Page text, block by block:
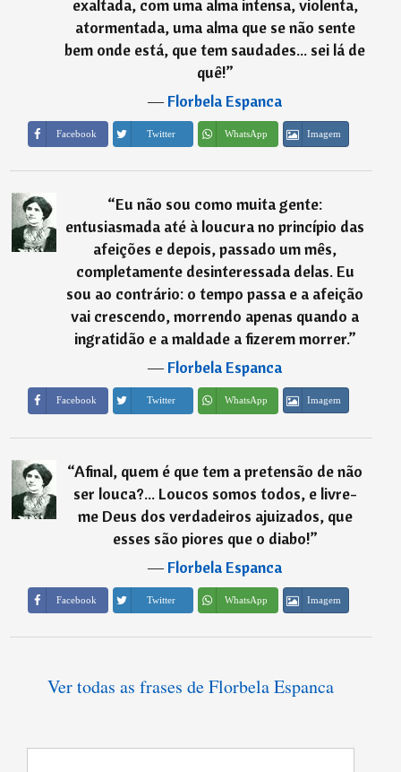
exaltada, com uma alma intensa, violenta,
atormentada, uma alma que se não sente
bem onde está, que tem saudades... sei lá de
quê!”
―Florbela Espanca
Facebook Twitter WhatsApp Imagem
“Eu não sou como muita gente:
entusiasmada até à loucura no princípio das
afeições e depois, passado um mês,
completamente desinteressada delas. Eu
sou ao contrário: o tempo passa e a afeição
vai crescendo, morrendo apenas quando a
ingratidão e a maldade a fizerem morrer.”
―Florbela Espanca
Facebook Twitter WhatsApp Imagem
“Afinal, quem é que tem a pretensão de não
ser louca?... Loucos somos todos, e livre-
me Deus dos verdadeiros ajuizados, que
esses são piores que o diabo!”
―Florbela Espanca
Facebook Twitter WhatsApp Imagem
Ver todas as frases de Florbela Espanca